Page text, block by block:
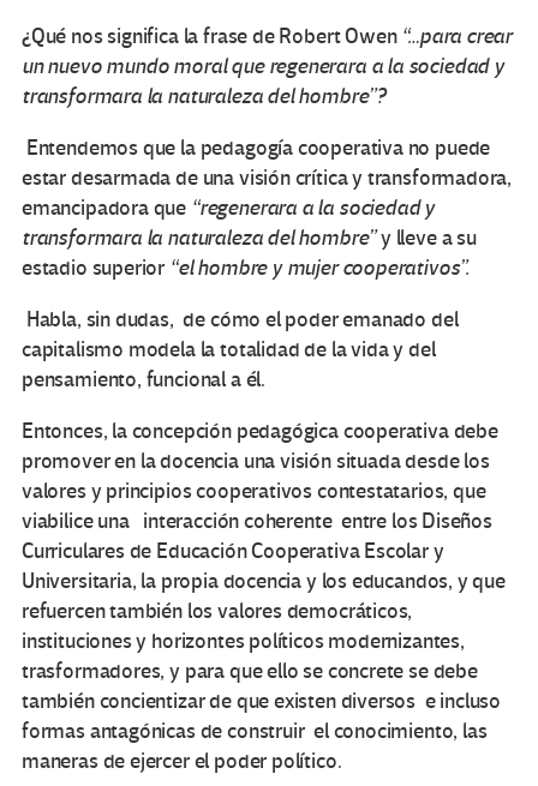
¿Qué nos significa la frase de Robert Owen “…para crear
un nuevo mundo moral que regenerara a la sociedad y
transformara la naturaleza del hombre”?
Entendemos que la pedagogía cooperativa no puede
estar desarmada de una visión crítica y transformadora,
emancipadora que “regenerara a la sociedad y
transformara la naturaleza del hombre”y lleve a su
estadio superior “el hombre y mujer cooperativos”.
Habla, sin dudas, de cómo el poder emanado del
capitalismo modela la totalidad de la vida y del
pensamiento, funcional a él.
Entonces, la concepción pedagógica cooperativa debe
promover en la docencia una visión situada desde los
valores y principios cooperativos contestatarios, que
viabilice una interacción coherente entre los Diseños
Curriculares de Educación Cooperativa Escolar y
Universitaria, la propia docencia y los educandos, y que
refuercen también los valores democráticos,
instituciones y horizontes políticos modernizantes,
trasformadores, y para que ello se concrete se debe
también concientizar de que existen diversos e incluso
formas antagónicas de construir el conocimiento, las
maneras de ejercer el poder político.